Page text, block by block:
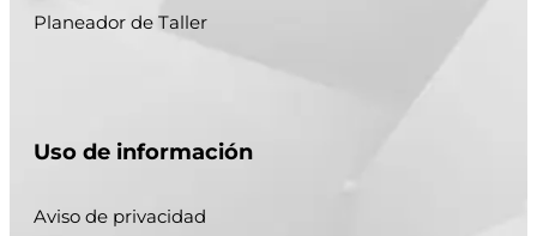
Planeador de Taller
Uso de información
Aviso de privacidad